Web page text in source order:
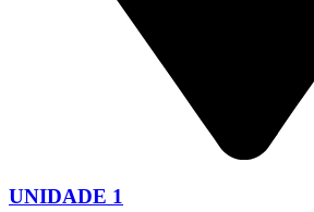
UNIDADE 1